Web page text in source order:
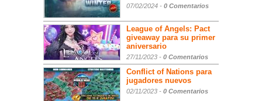
07/02/2024 - 0 Comentarios
League of Angels: Pact
giveaway para su primer
aniversario
27/11/2023 - 0 Comentarios
Conflict of Nations para
jugadores nuevos
02/11/2023 - 0 Comentarios